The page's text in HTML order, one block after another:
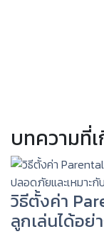
บทความที่
วิธีตั้งค่า
ลูกเล่นได้อย่